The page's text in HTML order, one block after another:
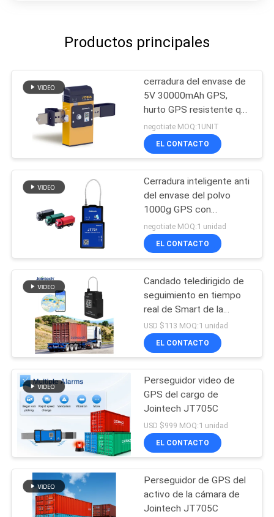
Productos principales
cerradura del envase de
5V 30000mAh GPS,
hurto GPS resistente que
sigue la cerradura
negotiate MOQ:1UNIT
EL CONTACTO
Cerradura inteligente anti
del envase del polvo
1000g GPS con
teledirigido
negotiate MOQ:1 unidad
EL CONTACTO
Candado teledirigido de
seguimiento en tiempo
real de Smart de la
alarma del corte del
cable de la cerradura de
GPS
USD $113 MOQ:1 unidad
EL CONTACTO
Perseguidor video de
GPS del cargo de
Jointech JT705C
USD $999 MOQ:1 unidad
EL CONTACTO
Perseguidor de GPS del
activo de la cámara de
Jointech JT705C